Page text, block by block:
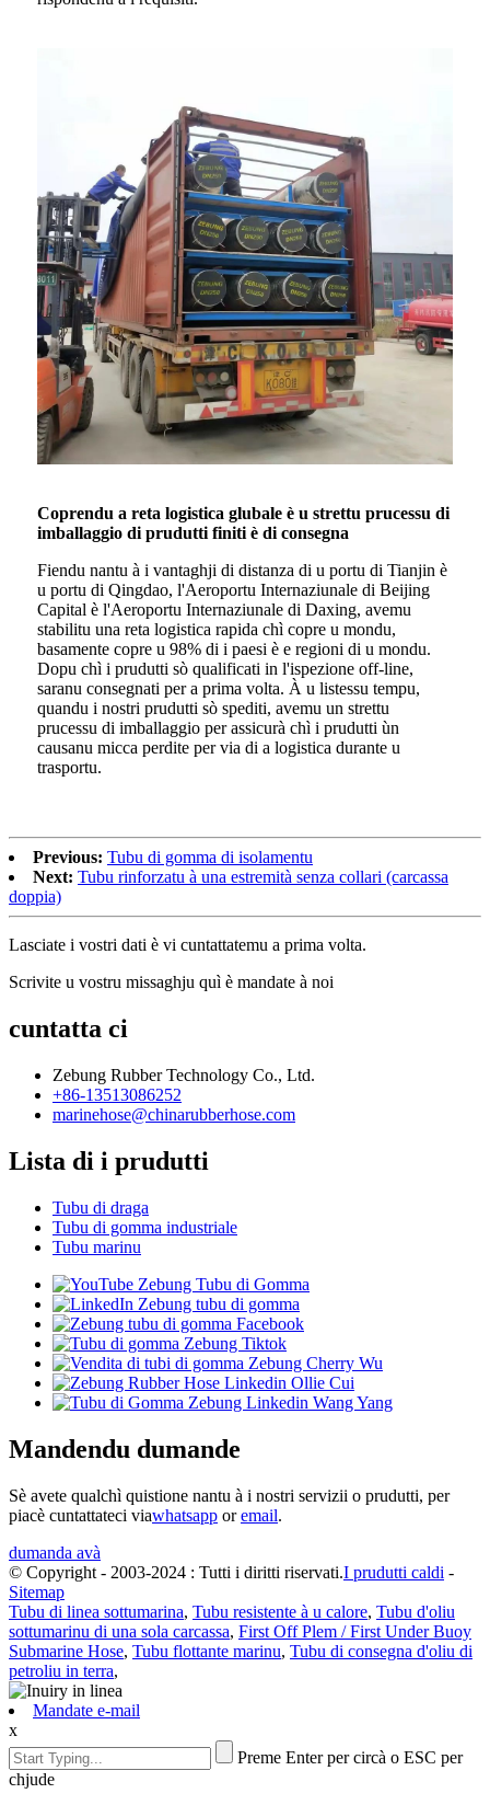
Coprendu a reta logistica glubale è u strettu prucessu di
imballaggio di prudutti finiti è di consegna
Fiendu nantu à i vantaghji di distanza di u portu di Tianjin è
u portu di Qingdao, l'Aeroportu Internaziunale di Beijing
Capital è l'Aeroportu Internaziunale di Daxing, avemu
stabilitu una reta logistica rapida chì copre u mondu,
basamente copre u 98% di i paesi è e regioni di u mondu.
Dopu chì i prudutti sò qualificati in l'ispezione off-line,
saranu consegnati per a prima volta. À u listessu tempu,
quandu i nostri prudutti sò spediti, avemu un strettu
prucessu di imballaggio per assicurà chì i prudutti ùn
causanu micca perdite per via di a logistica durante u
trasportu.
Previous: Tubu di gomma di isolamentu
Next: Tubu rinforzatu à una estremità senza collari (carcassa
doppia)
Lasciate i vostri dati è vi cuntattatemu a prima volta.
Scrivite u vostru missaghju quì è mandate à noi
cuntatta ci
Zebung Rubber Technology Co., Ltd.
+86-13513086252
marinehose@chinarubberhose.com
Lista di i prudutti
Tubu di draga
Tubu di gomma industriale
Tubu marinu
Mandendu dumande
Sè avete qualchì quistione nantu à i nostri servizii o prudutti, per
piacè cuntattateci viawhatsapp oremail.
dumanda avà
© Copyright - 2003-2024 : Tutti i diritti riservati.I prudutti caldi -
Sitemap
Tubu di linea sottumarina, Tubu resistente à u calore, Tubu d'oliu
sottumarinu di una sola carcassa, First Off Plem / First Under Buoy
Submarine Hose, Tubu flottante marinu, Tubu di consegna d'oliu di
petroliu in terra,
Mandate e-mail
x
Preme Enter per circà o ESC per
chjude